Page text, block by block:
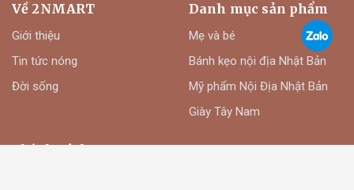
Về 2NMART
Giới thiệu
Tin tức nóng
Đời sống
Danh mục sản phẩm
Mẹ và bé
Bánh kẹo nội địa Nhật Bản
Mỹ phẩm Nội Địa Nhật Bản
Giày Tây Nam
Chính sách